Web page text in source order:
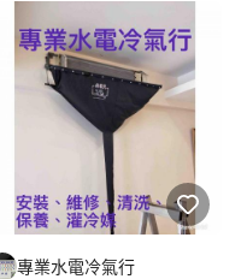
專業水電冷氣行